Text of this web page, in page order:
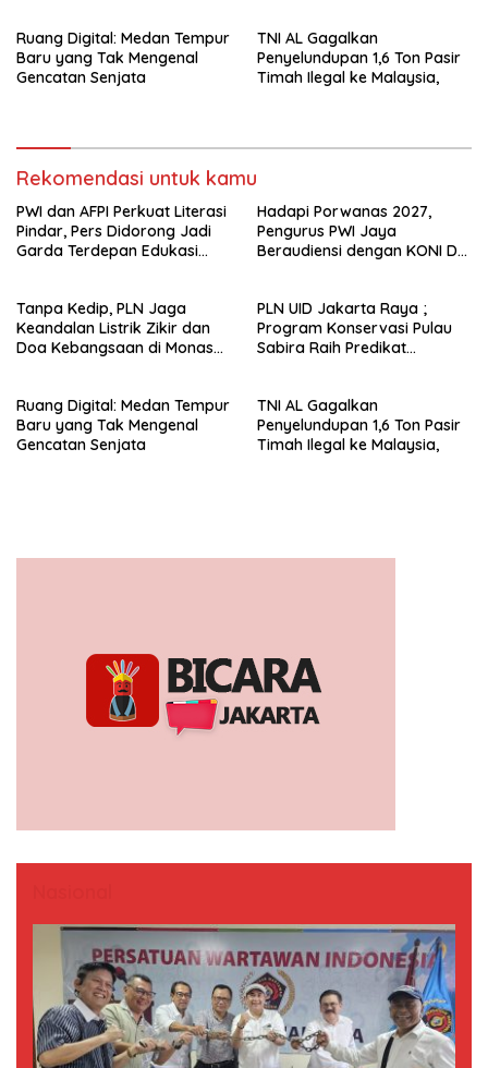
Ruang Digital: Medan Tempur
Baru yang Tak Mengenal
Gencatan Senjata
TNI AL Gagalkan
Penyelundupan 1,6 Ton Pasir
Timah Ilegal ke Malaysia,
Rekomendasi untuk kamu
PWI dan AFPI Perkuat Literasi
Pindar, Pers Didorong Jadi
Garda Terdepan Edukasi
Hadapi Porwanas 2027,
Pengurus PWI Jaya
Beraudiensi dengan KONI DKI
Tanpa Kedip, PLN Jaga
Keandalan Listrik Zikir dan
Doa Kebangsaan di Monas
PLN UID Jakarta Raya ;
Program Konservasi Pulau
Sabira Raih Predikat
Ruang Digital: Medan Tempur
Baru yang Tak Mengenal
Gencatan Senjata
TNI AL Gagalkan
Penyelundupan 1,6 Ton Pasir
Timah Ilegal ke Malaysia,